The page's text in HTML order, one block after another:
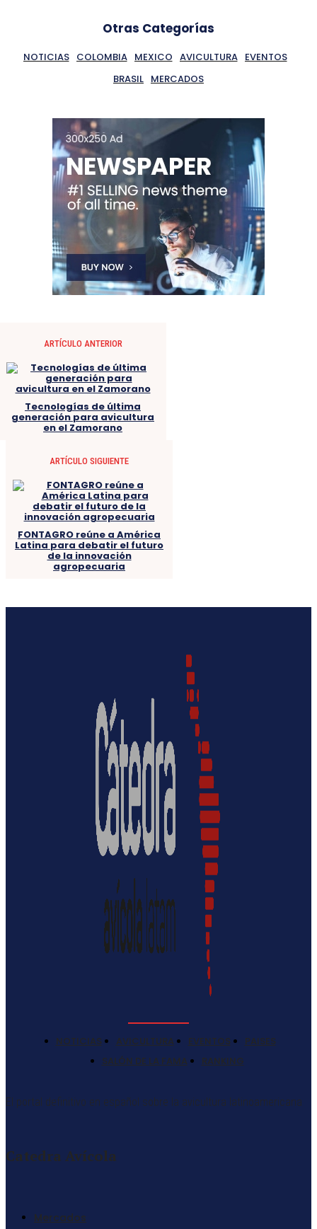
Otras Categorías
NOTICIAS COLOMBIA MEXICO AVICULTURA
EVENTOS
BRASIL MERCADOS
ARTÍCULO ANTERIOR
Tecnologías de última
generación para avicultura
en el Zamorano
ARTÍCULO SIGUIENTE
FONTAGRO reúne a América
Latina para debatir el futuro
de la innovación
agropecuaria
NOTICIAS AVICULTURA EVENTOS
PAISES
SALÓN DE LA FAMA
RANKING
El portal definitivo en español sobre la avicultura latinoamericana
Catedra Avícola
Mercados